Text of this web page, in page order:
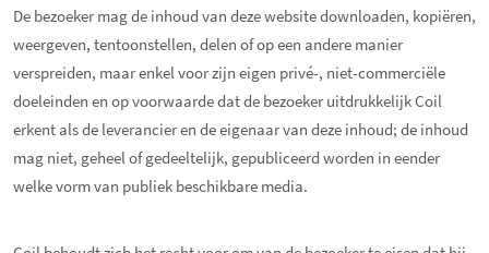
De bezoeker mag de inhoud van deze website downloaden, kopiëren,
weergeven, tentoonstellen, delen of op een andere manier
verspreiden, maar enkel voor zijn eigen privé-, niet-commerciële
doeleinden en op voorwaarde dat de bezoeker uitdrukkelijk Coil
erkent als de leverancier en de eigenaar van deze inhoud; de inhoud
mag niet, geheel of gedeeltelijk, gepubliceerd worden in eender
welke vorm van publiek beschikbare media.